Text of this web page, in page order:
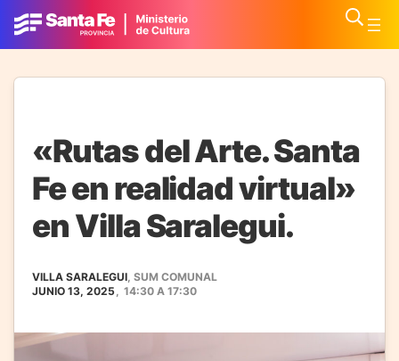
«Rutas del Arte. Santa
Fe en realidad virtual»
en Villa Saralegui.
VILLA SARALEGUI, SUM COMUNAL
JUNIO 13, 2025, 14:30 A 17:30